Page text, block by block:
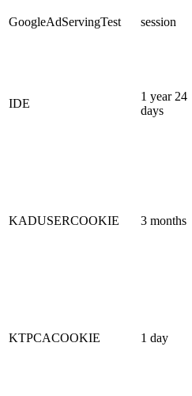
GoogleAdServingTest session
IDE
1 year 24
days
KADUSERCOOKIE 3 months
KTPCACOOKIE 1 day